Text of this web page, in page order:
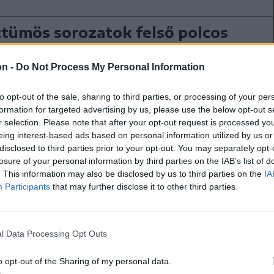
- Do Not Process My Personal Information
opt-out of the sale, sharing to third parties, or processing of your
for targeted advertising by us, please use the below opt-out
selection. Please note that after your opt-out request is processed
interest-based ads based on personal information utilized by us
to third parties prior to your opt-out. You may separately
of your personal information by third parties on the IAB’s list of
This information may also be disclosed by us to third parties on the
Participants that may further disclose it to other third parties.
Data Processing Opt Outs
opt-out of the Sharing of my personal data.
sorozatok felső polcos
koprodukcióban készült, de egyébként
a meztelenkedős jelenetek miatt ellenérzéseket
Elemzés.
jellemzett filmben újra találkozik
Konrád (Mortensen), akik évtizedekkel
alatt feltárják a titkot - a
őket.